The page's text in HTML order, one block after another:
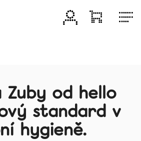
Přihlášení
Nákupní
Zuby od hello
standard v
hygieně.